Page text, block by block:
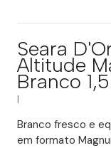
Seara
Altitude
Branco
Branco fresco e
em formato